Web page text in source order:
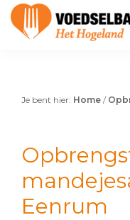
Skip
main
Skip
primary
Skip
footer
Je bent hier: Home /
Eenrum